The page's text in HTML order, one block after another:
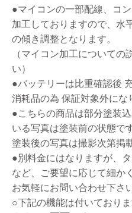
●マイコンの一部配線、コ
加工しておりますので、水
の傾き調整となります。
（マイコン加工についての
い）
●バッテリーは比重確認後
消耗品の為 保証対象外にな
●こちらの商品は部分塗装
いる写真は塗装前の状態で
塗装後の写真は撮影次第掲
●別料金にはなりますが、
など、ご要望に応じて細か
お気軽にお問い合わせ下さい
○下記の機能は付いており